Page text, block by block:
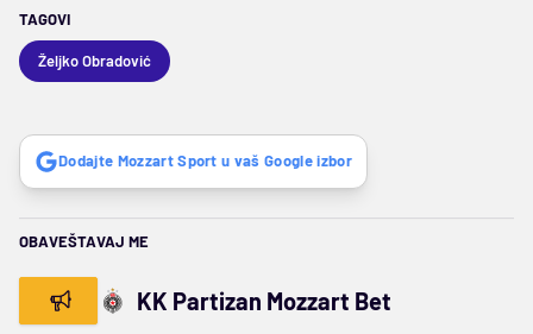
TAGOVI
Željko Obradović
Dodajte Mozzart Sport u vaš Google izbor
OBAVEŠTAVAJ ME
KK Partizan Mozzart Bet